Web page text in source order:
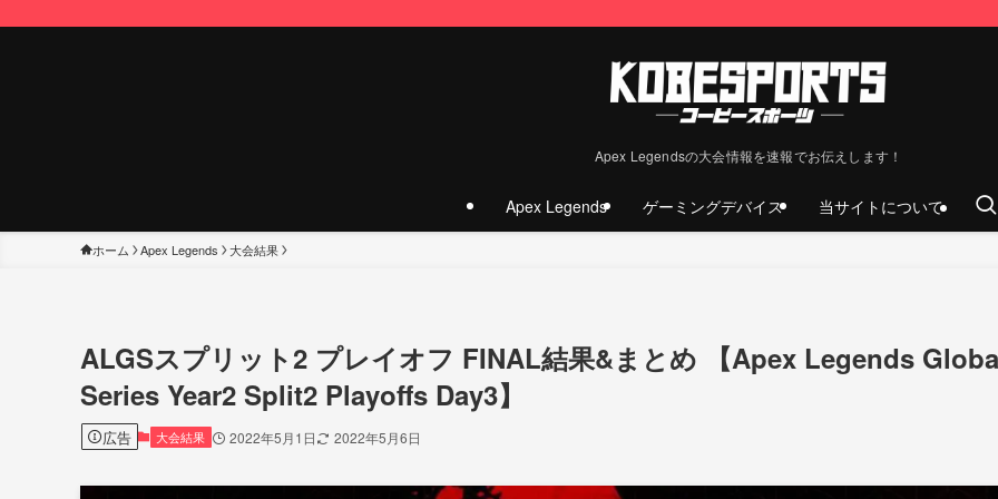
Apex Legendsの大会情報を速報でお伝えします！
Apex Legends ゲーミングデバイス 当サイトについて
ホーム Apex Legends 大会結果
ALGSスプリット2 プレイオフ FINAL結果&まとめ 【Apex Legends
Series Year2 Split2 Playoffs Day3】
広告 大会結果 2022年5月1日 2022年5月6日